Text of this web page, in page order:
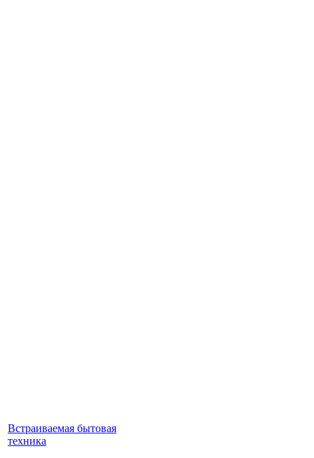
Встраиваемая бытовая
техника